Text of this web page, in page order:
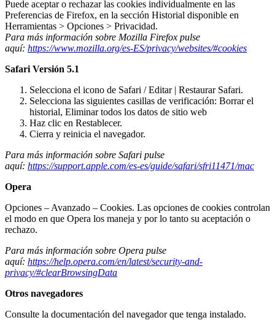
Puede aceptar o rechazar las cookies individualmente en las
Preferencias de Firefox, en la sección Historial disponible en
Herramientas > Opciones > Privacidad.
Para más información sobre Mozilla Firefox pulse
aquí: https://www.mozilla.org/es-ES/privacy/websites/#cookies
Safari Versión 5.1
Selecciona el icono de Safari / Editar | Restaurar Safari.
Selecciona las siguientes casillas de verificación: Borrar el
historial, Eliminar todos los datos de sitio web
Haz clic en Restablecer.
Cierra y reinicia el navegador.
Para más información sobre Safari pulse
aquí: https://support.apple.com/es-es/guide/safari/sfri11471/mac
Opera
Opciones – Avanzado – Cookies. Las opciones de cookies controlan
el modo en que Opera los maneja y por lo tanto su aceptación o
rechazo.
Para más información sobre Opera pulse
aquí: https://help.opera.com/en/latest/security-and-
privacy/#clearBrowsingData
Otros navegadores
Consulte la documentación del navegador que tenga instalado.